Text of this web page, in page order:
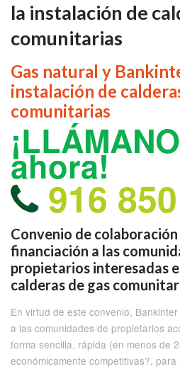
la instalación de
comunitarias
Gas natural y
instalación de
comunitarias
ahora!
916
Convenio de
financiación a las
propietarios interesadas
calderas de gas
En virtud de este convenio,
a las comunidades de propietarios
forma sencilla, rápida (en menos de
económicamente competitivas?,